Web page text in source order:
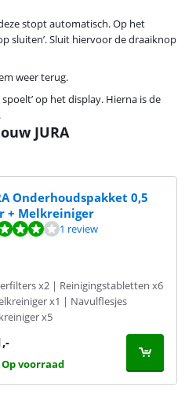
stopt automatisch. Op het
sluiten’. Sluit hiervoor de draaiknop
weer terug.
op het display. Hierna is de
JURA
Onderhoudspakket 0,5
+ Melkreiniger
op 1 review.
1 review
x2 | Reinigingstabletten x6
x1 | Navulflesjes
x5
,-
Op voorraad